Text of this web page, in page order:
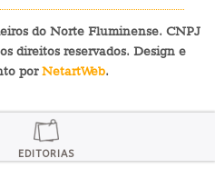
do Norte Fluminense. CNPJ
direitos reservados. Design e
porNetartWeb.
EDITORIAS